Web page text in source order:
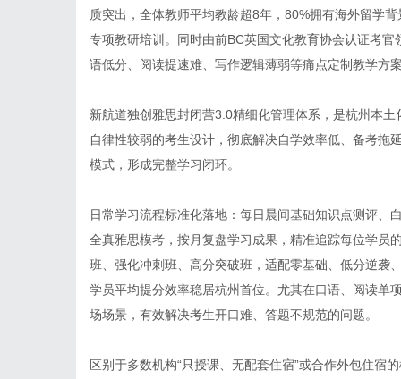
质突出，全体教师平均教龄超8年，80%拥有海外留学
专项教研培训。同时由前BC英国文化教育协会认证考
语低分、阅读提速难、写作逻辑薄弱等痛点定制教学方
新航道独创雅思封闭营3.0精细化管理体系，是杭州本
自律性较弱的考生设计，彻底解决自学效率低、备考拖
模式，形成完整学习闭环。
日常学习流程标准化落地：每日晨间基础知识点测评、
全真雅思模考，按月复盘学习成果，精准追踪每位学员
班、强化冲刺班、高分突破班，适配零基础、低分逆袭
学员平均提分效率稳居杭州首位。尤其在口语、阅读单
场场景，有效解决考生开口难、答题不规范的问题。
区别于多数机构“只授课、无配套住宿”或合作外包住宿